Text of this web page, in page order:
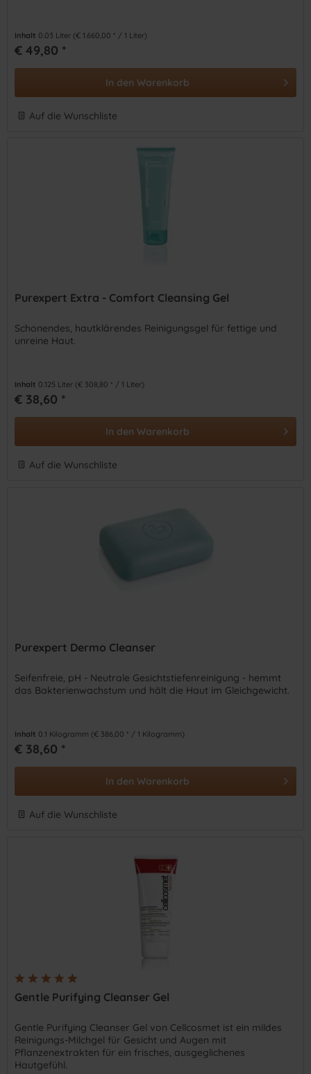
Inhalt 0.03 Liter (€ 1.660,00 * / 1 Liter)
€ 49,80 *
In den Warenkorb
Auf die Wunschliste
Purexpert Extra - Comfort Cleansing Gel
Schonendes, hautklärendes Reinigungsgel für fettige und
unreine Haut.
Inhalt 0.125 Liter (€ 308,80 * / 1 Liter)
€ 38,60 *
In den Warenkorb
Auf die Wunschliste
Purexpert Dermo Cleanser
Seifenfreie, pH - Neutrale Gesichtstiefenreinigung - hemmt
das Bakterienwachstum und hält die Haut im Gleichgewicht.
Inhalt 0.1 Kilogramm (€ 386,00 * / 1 Kilogramm)
€ 38,60 *
In den Warenkorb
Auf die Wunschliste
Gentle Purifying Cleanser Gel
Gentle Purifying Cleanser Gel von Cellcosmet ist ein mildes
Reinigungs-Milchgel für Gesicht und Augen mit
Pflanzenextrakten für ein frisches, ausgeglichenes
Hautgefühl.